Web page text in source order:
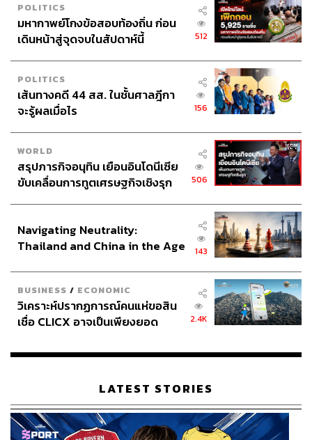
POLITICS
มหากาพย์โกงข้อสอบท้องถิ่น ก่อน
เดินหน้าสู่จุดจบในสัปดาห์นี้
512
POLITICS
เส้นทางคดี 44 สส. ในชั้นศาลฎีกา
จะรู้ผลเมื่อไร
156
WORLD
สรุปภารกิจอนุทิน เยือนอินโดนีเซีย
ขับเคลื่อนการทูตเศรษฐกิจเชิงรุก
506
Navigating Neutrality:
Thailand and China in the Age
143
BUSINESS / ECONOMIC
วิเคราะห์ปรากฏการณ์คนแห่ขอสิน
เชื่อ CLICX อาจเป็นเพียงยอด
เรือนไทยที่ถูกซุกไว้
2.4K
LATEST STORIES